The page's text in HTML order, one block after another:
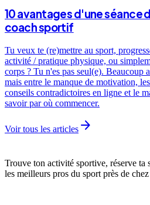
10 avantages d'une séance
coach sportif
Tu veux te (re)mettre au sport,
activité / pratique physique, ou
corps ? Tu n'es pas seul(e). Beaucoup
mais entre le manque de motivation,
conseils contradictoires en ligne et le
savoir par où commencer.
Voir tous les articles arrow_forward
Trouve ton activité sportive, réserve ta
les meilleurs pros du sport près de